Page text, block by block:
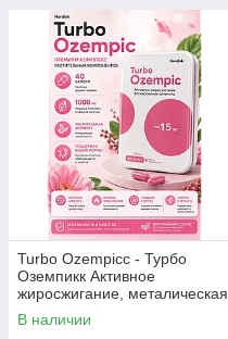
Turbo Ozempicc - Турбо
Оземпикк Активное
жиросжигание, металическая
коробка, капсулы для
похудения 40 капсул
В наличии